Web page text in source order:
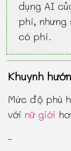
dụng AI
phí, nhưng
có phí.
Khuynh
Mức độ phù
với nữ giới
-